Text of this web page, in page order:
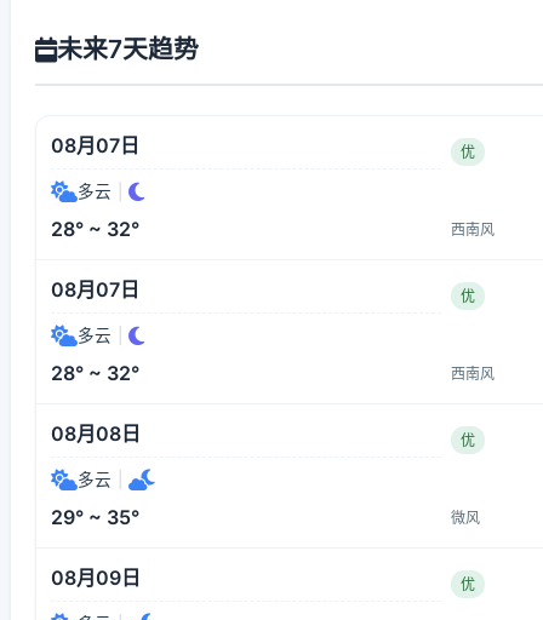
未来7天趋势
08月07日 优
多云
28° ~ 32° 西南风
08月07日 优
多云
28° ~ 32° 西南风
08月08日 优
多云
29° ~ 35° 微风
08月09日 优